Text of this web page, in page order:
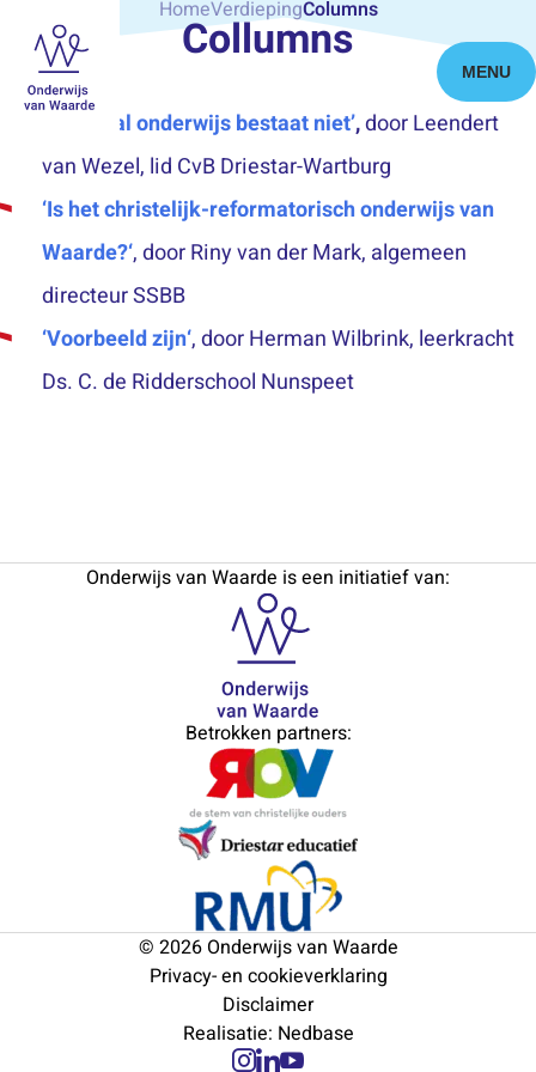
MENU
HomeVerdiepingColumns
Collumns
Columns
‘Neutraal onderwijs bestaat niet’,door Leendert
van Wezel, lid CvB Driestar-Wartburg
‘Is het christelijk-reformatorisch onderwijs van
Waarde?‘, door Riny van der Mark, algemeen
directeur SSBB
‘Voorbeeld zijn‘, door Herman Wilbrink, leerkracht
Ds. C. de Ridderschool Nunspeet
Onderwijs van Waarde is een initiatief van:
Betrokken partners:
© 2026 Onderwijs van Waarde
Privacy- en cookieverklaring
Disclaimer
Realisatie: Nedbase